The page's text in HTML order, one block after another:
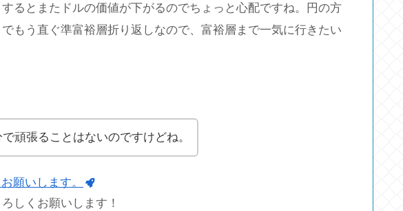
るとまたドルの価値が下がるのでちょっと心配ですね。円の方
もう直ぐ準富裕層折り返しなので、富裕層まで一気に行きたい
頑張ることはないのですけどね。
願いします。
しくお願いします！